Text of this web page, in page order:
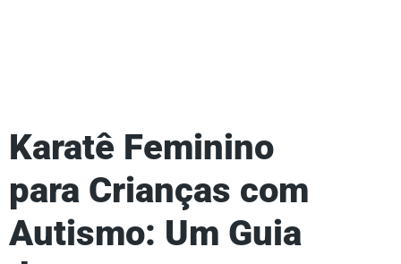
Karatê Feminino
para Crianças com
Autismo: Um Guia